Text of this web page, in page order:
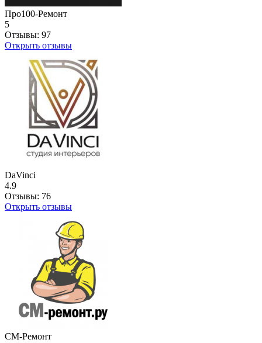
Про100-Ремонт
5
Отзывы: 97
Открыть отзывы
DaVinci
4.9
Отзывы: 76
Открыть отзывы
СМ-Ремонт